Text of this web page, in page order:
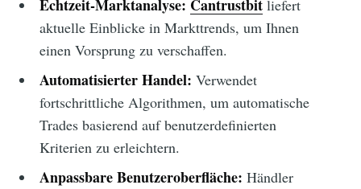
Echtzeit-Marktanalyse: Cantrustbitliefert
aktuelle Einblicke in Markttrends, um Ihnen
einen Vorsprung zu verschaffen.
Automatisierter Handel: Verwendet
fortschrittliche Algorithmen, um automatische
Trades basierend auf benutzerdefinierten
Kriterien zu erleichtern.
Anpassbare Benutzeroberfläche: Händler